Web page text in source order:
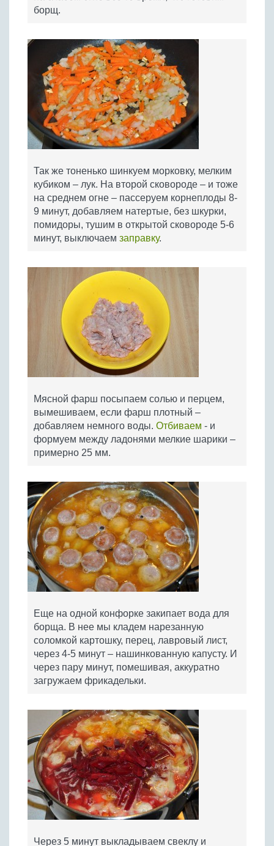
борщ.
Так же тоненько шинкуем морковку, мелким
кубиком – лук. На второй сковороде – и тоже
на среднем огне – пассеруем корнеплоды 8-
9 минут, добавляем натертые, без шкурки,
помидоры, тушим в открытой сковороде 5-6
минут, выключаем заправку.
Мясной фарш посыпаем солью и перцем,
вымешиваем, если фарш плотный –
добавляем немного воды. Отбиваем - и
формуем между ладонями мелкие шарики –
примерно 25 мм.
Еще на одной конфорке закипает вода для
борща. В нее мы кладем нарезанную
соломкой картошку, перец, лавровый лист,
через 4-5 минут – нашинкованную капусту. И
через пару минут, помешивая, аккуратно
загружаем фрикадельки.
Через 5 минут выкладываем свеклу и